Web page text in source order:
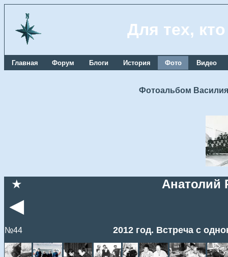
Для тех,
Главная Форум Блоги История Фото Видео
Фотоальбом
★ Анатолий
◄
№44 2012 год. Встреча с